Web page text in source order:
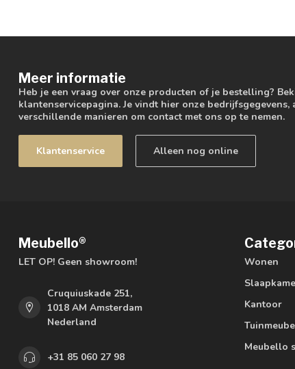
Meer informatie
Heb je een vraag over onze producten of je bestelling?
klantenservicepagina. Je vindt hier onze
verschillende manieren om contact met ons op te nemen.
Klantenservice Alleen nog online
Meubello®
LET OP! Geen showroom!
Cruquiuskade 251,
1018 AM Amsterdam
Nederland
+31 85 060 27 98
Wonen
Kantoor
Meubello